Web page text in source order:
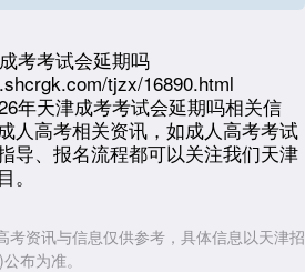
能自理，不影响所报专业学习。
区分)
应具有高中毕业文化程度或同等学力(包
得经教育部审定核准的国民教育系列高
颁发的专科毕业证书、本科结业证书或以
专及以上文凭)。
证”是无法通过报名审核的，必须是正式
考考试会延期吗
tjzx/16890.html
年天津成考考试会延期吗相关信
人高考相关资讯，如成人高考考试
导、报名流程都可以关注我们天津
。
考资讯与信息仅供参考，具体信息以天津招
布为准。